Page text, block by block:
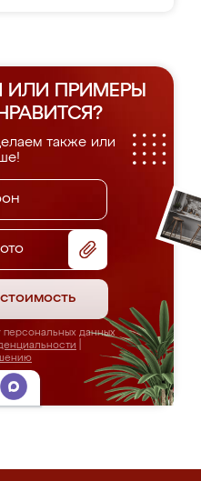
ИЛИ ПРИМЕРЫ
также или
данных